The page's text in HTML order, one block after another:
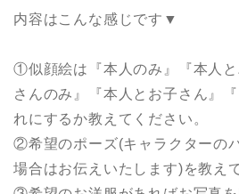
内容はこんな感じです▼
①似顔絵は『本人のみ』『本人
さんのみ』『本人とお子さん』
れにするか教えてください。
②希望のポーズ(キャラクターの
場合はお伝えいたします)を教え